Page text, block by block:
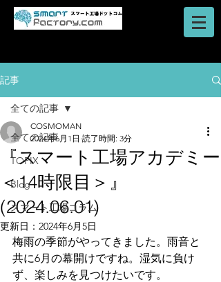
記事
全ての記事
TOPIX
Blog
スマート工場コラム
全ての記事
『スマート工場アカデミー
＜14時限目＞』
(2024.06.01)
COSMOMAN
2024年6月1日 読了時間: 3分
更新日： 2024年6月5日
梅雨の季節がやってきました。雨音と
共に6月の幕開けですね。湿気に負け
ず、楽しみを見つけたいです。